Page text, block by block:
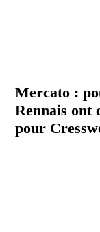
Mercato :
Rennais ont
pour